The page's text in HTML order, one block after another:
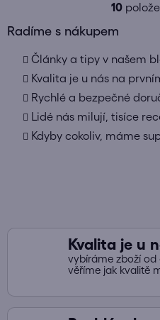
10
Radíme s nákupem
Články a tipy v našem
Kvalita je u nás na
Rychlé a bezpečné
Lidé nás milují, tisíce
Kdyby cokoliv, máme
Kvalita je u
vybíráme zboží od
věříme jak kvalitě